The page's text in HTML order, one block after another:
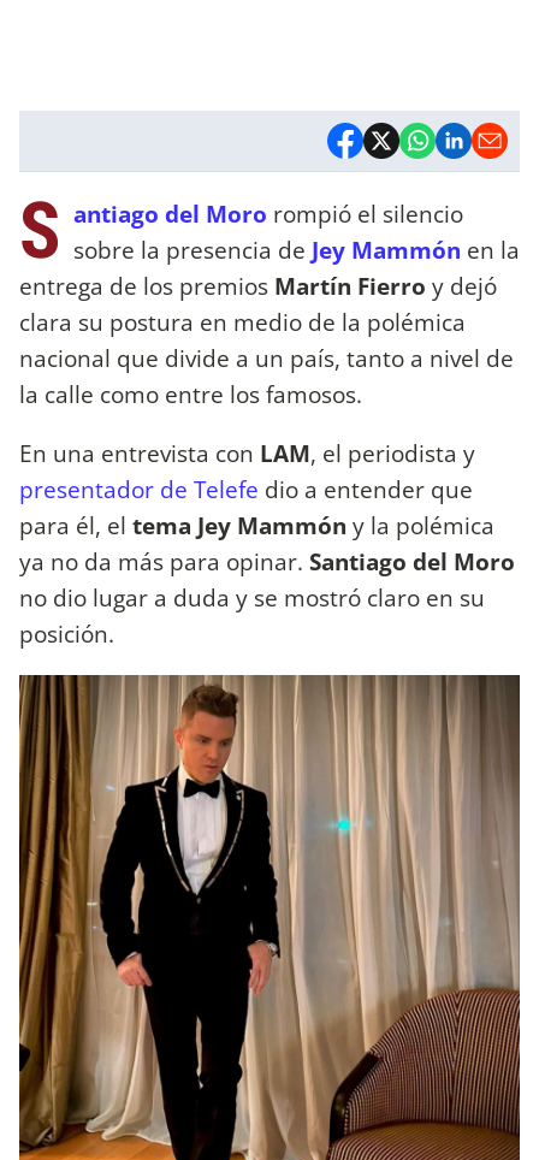
S antiago del Moro rompió el silencio
sobre la presencia de Jey Mammón en la
entrega de los premios Martín Fierro y dejó
clara su postura en medio de la polémica
nacional que divide a un país, tanto a nivel de
la calle como entre los famosos.
En una entrevista con LAM, el periodista y
presentador de Telefe dio a entender que
para él, el tema Jey Mammón y la polémica
ya no da más para opinar. Santiago del Moro
no dio lugar a duda y se mostró claro en su
posición.